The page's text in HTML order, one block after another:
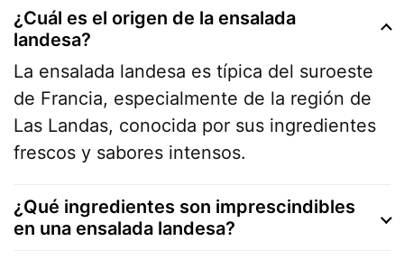
¿Cuál es el origen de la ensalada
landesa?
La ensalada landesa es típica del suroeste
de Francia, especialmente de la región de
Las Landas, conocida por sus ingredientes
frescos y sabores intensos.
¿Qué ingredientes son imprescindibles
en una ensalada landesa?